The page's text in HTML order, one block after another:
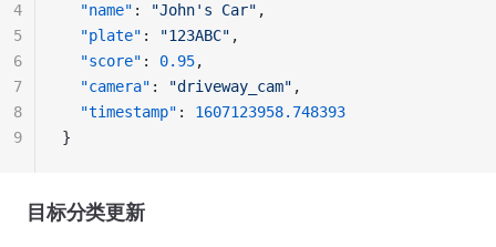
  "name"
: "John's Car" ,
  "plate"
: "123ABC" ,
  "score"
: 0.95,
  "camera"
: "driveway_cam" ,
  "timestamp"
: 1607123958.748393
}
4
5
6
7
8
9
目标分类更新